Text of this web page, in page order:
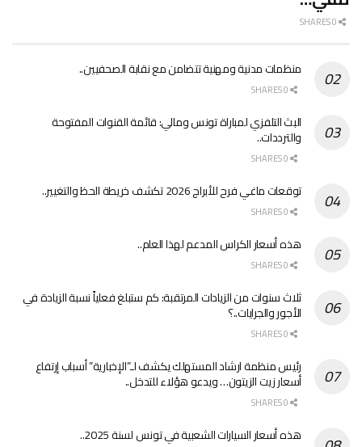
منظمات مدنية ومهنية تتضامن مع نقابة الصحفيين..
البث التلفزي لمباراة تونس ومالي: قائمة القنوات المفتوحة
والترددات..
توقعات ماغي فرح للأبراج 2026 تكشف خريطة الحظ والتغيير..
هذه أسعار الكراس المدعم لهذا العام..
ثلاث سنوات من الزيادات المرتقبة: كم ستبلغ فعلياً نسبة الزيادة في
الأجور والجرايات..؟
رئيس منظمة ارشاد المستهلك يكشف لـ”الإخبارية” أسباب إرتفاع
أسعار زيت الزيتون… ويدعو هؤلاء للتدخل..
هذه أسعار السيارات الشعبية في تونس لسنة 2025..